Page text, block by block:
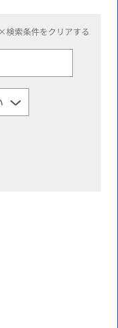
×検索条件をクリアする